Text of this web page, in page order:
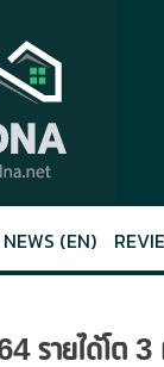
NEWS (EN)
รายได้โต 3